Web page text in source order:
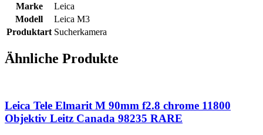
Marke
Leica
Modell
Leica M3
Produktart Sucherkamera
Ähnliche Produkte
Leica Tele Elmarit M 90mm f2.8 chrome 11800
Objektiv Leitz Canada 98235 RARE